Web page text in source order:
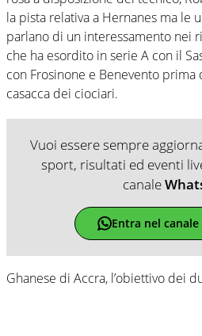
la pista relativa a Hernanes ma le
parlano di un interessamento nei
che ha esordito in serie A con il
con Frosinone e Benevento
casacca dei ciociari.
Vuoi essere sempre
sport, risultati ed eventi
canale
Entra nel canale
Ghanese di Accra, l’obiettivo dei